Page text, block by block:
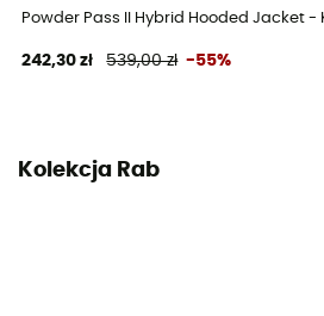
100% puch
Powder Pass II Hybrid Hooded Jacket -
242,30 zł 539,00 zł -55%
Kolekcja Rab